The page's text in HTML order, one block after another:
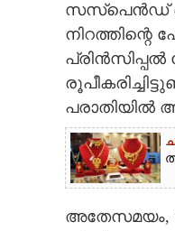
സസ്‌പെൻഡ്
നിറത്തിന്റെ
പരാതിയിൽ
അതേസമയം,